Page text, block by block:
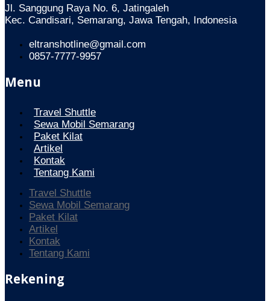
Jl. Sanggung Raya No. 6, Jatingaleh
Kec. Candisari, Semarang, Jawa Tengah, Indonesia
eltranshotline@gmail.com
0857-7777-9957
Menu
Travel Shuttle
Sewa Mobil Semarang
Paket Kilat
Artikel
Kontak
Tentang Kami
Travel Shuttle
Sewa Mobil Semarang
Paket Kilat
Artikel
Kontak
Tentang Kami
Rekening